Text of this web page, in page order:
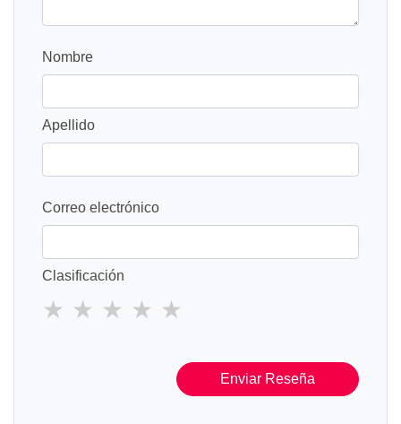
Nombre
Apellido
Correo electrónico
Clasificación
Enviar Reseña